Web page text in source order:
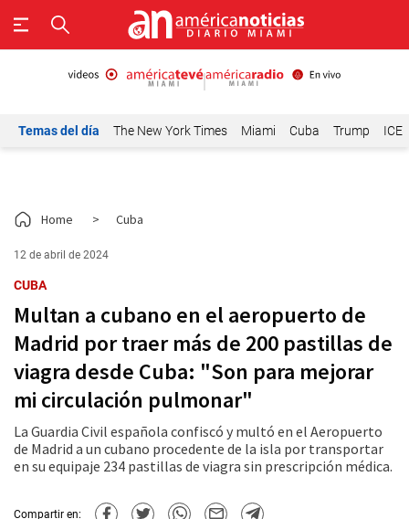
Temas del día The New York Times Miami Cuba Trump ICE
Home > Cuba
12 de abril de 2024
CUBA
Multan a cubano en el aeropuerto de
Madrid por traer más de 200 pastillas de
viagra desde Cuba: "Son para mejorar
mi circulación pulmonar"
La Guardia Civil española confiscó y multó en el Aeropuerto
de Madrid a un cubano procedente de la isla por transportar
en su equipaje 234 pastillas de viagra sin prescripción médica.
Compartir en: